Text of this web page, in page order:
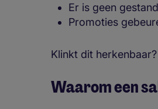
Er is geen
Promoties
Klinkt dit
Waarom een